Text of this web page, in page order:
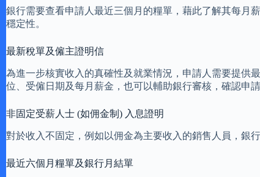
銀行需要查看申請人最近三個月的糧單，藉此了解其每月
穩定性。
最新稅單及僱主證明信
為進一步核實收入的真確性及就業情況，申請人需要提供
位、受僱日期及每月薪金，也可以輔助銀行審核，確認申
非固定受薪人士 (如佣金制) 入息證明
對於收入不固定，例如以佣金為主要收入的銷售人員，銀
最近六個月糧單及銀行月結單